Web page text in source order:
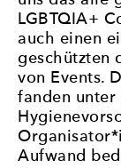
LGBTQIA+
auch einen
geschützten
von Events.
fanden unter
Aufwand